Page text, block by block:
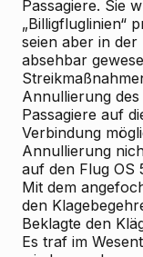
Passagiere. Sie
„Billigfluglinien“
seien aber in der
absehbar
Annullierung
Passagiere auf
Verbindung
Annullierung
auf den Flug OS
Mit dem
den
Beklagte den
Es traf im